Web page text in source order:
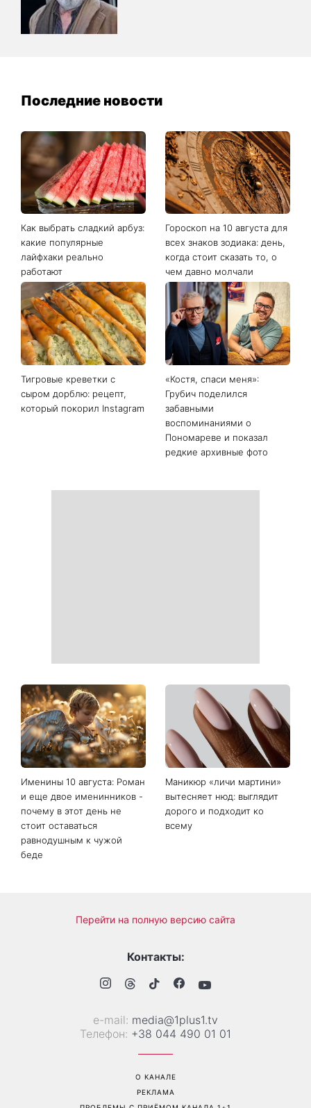
Последние новости
Как выбрать сладкий арбуз:
какие популярные
лайфхаки реально
работают
Гороскоп на 10 августа для
всех знаков зодиака: день,
когда стоит сказать то, о
чем давно молчали
Тигровые креветки с
сыром дорблю: рецепт,
который покорил Instagram
«Костя, спаси меня»:
Грубич поделился
забавными
воспоминаниями о
Пономареве и показал
редкие архивные фото
Именины 10 августа: Роман
и еще двое именинников -
почему в этот день не
стоит оставаться
равнодушным к чужой
беде
Маникюр «личи мартини»
вытесняет нюд: выглядит
дорого и подходит ко
всему
Перейти на полную версию сайта
Контакты:
е-mail: media@1plus1.tv
Телефон: +38 044 490 01 01
О КАНАЛЕ
РЕКЛАМА